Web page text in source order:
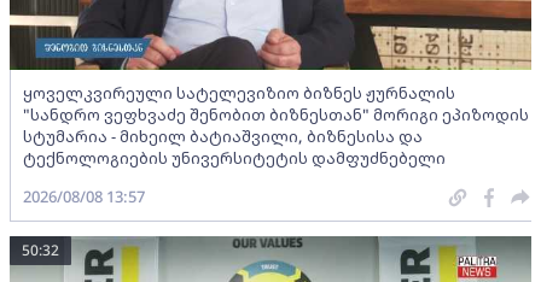
ყოველკვირეული სატელევიზიო ბიზნეს ჟურნალის
"სანდრო ვეფხვაძე შენობით ბიზნესთან" მორიგი ეპიზოდის
სტუმარია - მიხეილ ბატიაშვილი, ბიზნესისა და
ტექნოლოგიების უნივერსიტეტის დამფუძნებელი
2026/08/08 13:57
50:32